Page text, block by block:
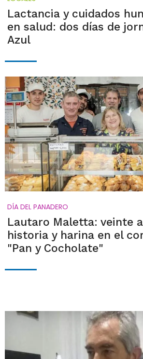
Lactancia y cuidados
en salud: dos días de
Azul
DÍA DEL PANADERO
Lautaro Maletta: veinte
historia y harina en el
"Pan y Cocholate"